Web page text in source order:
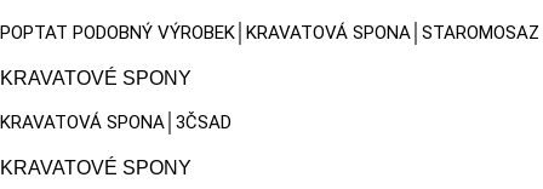
POPTAT PODOBNÝ VÝROBEK│KRAVATOVÁ SPONA│STAROMOSAZ
KRAVATOVÉ SPONY
KRAVATOVÁ SPONA│3ČSAD
KRAVATOVÉ SPONY